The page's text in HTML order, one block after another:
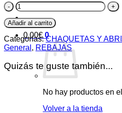
0,00€ 0
No hay productos en
Volver a la tienda
Chaqueta
Cuchillón
cantidad
Añadir al carrito
Categorías:CHAQUETAS Y
General , REBAJAS
Quizás te guste también...